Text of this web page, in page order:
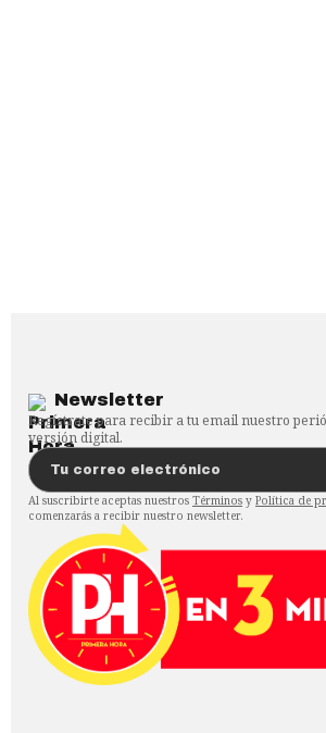
Newsletter
Regístrate para recibir a tu email nuestro
versión digital.
Al suscribirte aceptas nuestros Términos y Política de
comenzarás a recibir nuestro newsletter.